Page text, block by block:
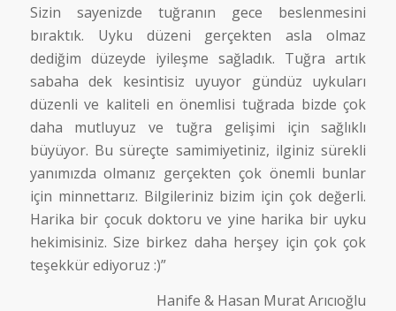
Sizin sayenizde tuğranın gece beslenmesini
bıraktık. Uyku düzeni gerçekten asla olmaz
dediğim düzeyde iyileşme sağladık. Tuğra artık
sabaha dek kesintisiz uyuyor gündüz uykuları
düzenli ve kaliteli en önemlisi tuğrada bizde çok
daha mutluyuz ve tuğra gelişimi için sağlıklı
büyüyor. Bu süreçte samimiyetiniz, ilginiz sürekli
yanımızda olmanız gerçekten çok önemli bunlar
için minnettarız. Bilgileriniz bizim için çok değerli.
Harika bir çocuk doktoru ve yine harika bir uyku
hekimisiniz. Size birkez daha herşey için çok çok
teşekkür ediyoruz :)”
Hanife & Hasan Murat Arıcıoğlu